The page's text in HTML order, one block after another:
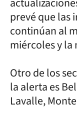
prevé que las
continúan al
miércoles y la
Otro de los
la alerta es
Lavalle,